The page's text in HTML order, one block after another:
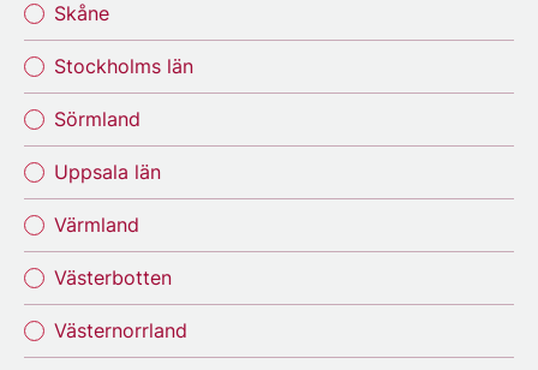
Skåne
Stockholms län
Sörmland
Uppsala län
Värmland
Västerbotten
Västernorrland